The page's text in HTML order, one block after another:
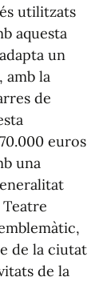
utilitzats
aquesta
un
amb la
de
euros
una
de la ciutat
de la